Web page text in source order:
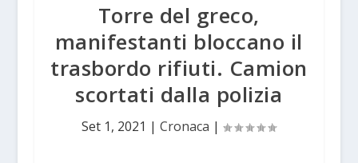
Torre del greco,
manifestanti bloccano il
trasbordo rifiuti. Camion
scortati dalla polizia
Set 1, 2021 |Cronaca |